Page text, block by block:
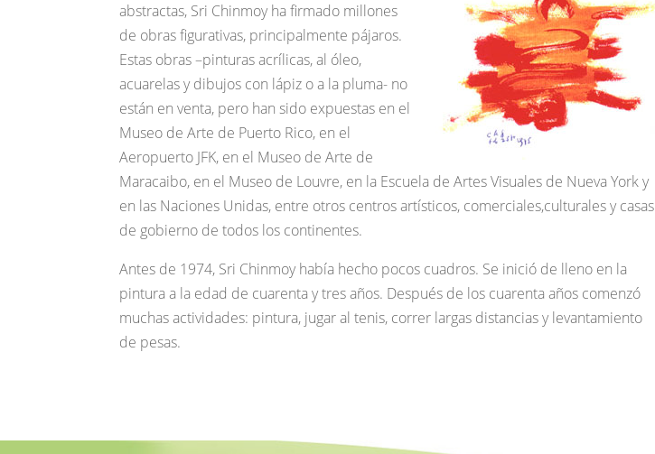
abstractas, Sri Chinmoy ha firmado millones
de obras figurativas, principalmente pájaros.
Estas obras –pinturas acrílicas, al óleo,
acuarelas y dibujos con lápiz o a la pluma- no
están en venta, pero han sido expuestas en el
Museo de Arte de Puerto Rico, en el
Aeropuerto JFK, en el Museo de Arte de
Maracaibo, en el Museo de Louvre, en la Escuela de Artes Visuales de Nueva York y
en las Naciones Unidas, entre otros centros artísticos, comerciales,culturales y casas
de gobierno de todos los continentes.
Antes de 1974, Sri Chinmoy había hecho pocos cuadros. Se inició de lleno en la
pintura a la edad de cuarenta y tres años. Después de los cuarenta años comenzó
muchas actividades: pintura, jugar al tenis, correr largas distancias y levantamiento
de pesas.